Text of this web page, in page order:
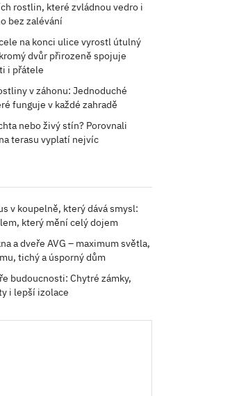
rostlin, které zvládnou vedro i
bez zalévání
na konci ulice vyrostl útulný
dvůr přirozeně spojuje
i přátele
v záhonu: Jednoduché
funguje v každé zahradě
nebo živý stín? Porovnali
terasu vyplatí nejvíc
v koupelně, který dává smysl:
který mění celý dojem
a dveře AVG – maximum světla,
tichý a úsporný dům
budoucnosti: Chytré zámky,
i lepší izolace